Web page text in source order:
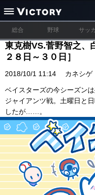
総合 野球 サッ
東克樹VS.菅野智之、
２８日～３０日］
2018/10/1 11:14 カネシゲ
ベイスターズの今シーズン
ジャイアンツ戦。土曜日と
したが……。